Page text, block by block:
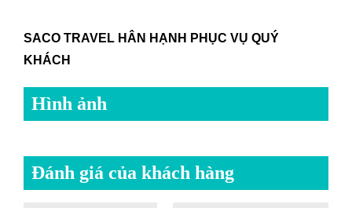
SACO TRAVEL HÂN HẠNH PHỤC VỤ QUÝ
KHÁCH
Hình ảnh
Đánh giá của khách hàng